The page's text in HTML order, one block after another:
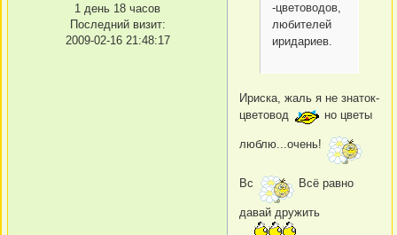
1 день 18 часов
Последний визит:
2009-02-16 21:48:17
-цветоводов,
любителей
иридариев.
Ириска, жаль я не знаток-
цветовод
но цветы
люблю...очень!
Вс Всё равно
давай дружить